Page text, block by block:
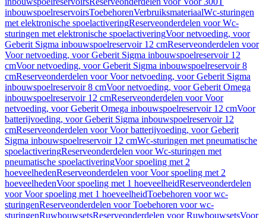
inbouwspoelreservoirsToebehorenVerbruiksmateriaalWc-sturingen
met elektronische spoelactiveringReserveonderdelen voor Wc-
sturingen met elektronische spoelactiveringVoor netvoeding, voor
Geberit Sigma inbouwspoelreservoir 12 cmReserveonderdelen voor
Voor netvoeding, voor Geberit Sigma inbouwspoelreservoir 12
cmVoor netvoeding, voor Geberit Sigma inbouwspoelreservoir 8
cmReserveonderdelen voor Voor netvoeding, voor Geberit Sigma
inbouwspoelreservoir 8 cmVoor netvoeding, voor Geberit Omega
inbouwspoelreservoir 12 cmReserveonderdelen voor Voor
netvoeding, voor Geberit Omega inbouwspoelreservoir 12 cmVoor
batterijvoeding, voor Geberit Sigma inbouwspoelreservoir 12
cmReserveonderdelen voor Voor batterijvoeding, voor Geberit
Sigma inbouwspoelreservoir 12 cmWc-sturingen met pneumatische
spoelactiveringReserveonderdelen voor Wc-sturingen met
pneumatische spoelactiveringVoor spoeling met 2
hoeveelhedenReserveonderdelen voor Voor spoeling met 2
hoeveelhedenVoor spoeling met 1 hoeveelheidReserveonderdelen
voor Voor spoeling met 1 hoeveelheidToebehoren voor wc-
sturingenReserveonderdelen voor Toebehoren voor wc-
sturingenRuwbouwsetsReserveonderdelen voor RuwbouwsetsVoor